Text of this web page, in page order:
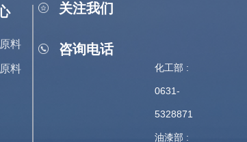
料
料
关注我们
咨询电话
化工部 :
0631-
5328871
油漆部 :